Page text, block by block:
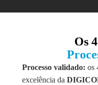
Os
Processo validado: os
excelência da